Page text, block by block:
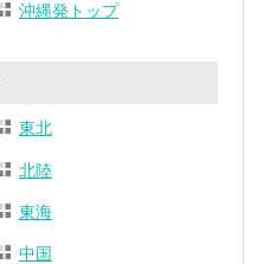
沖縄発トップ
東北
北陸
東海
中国